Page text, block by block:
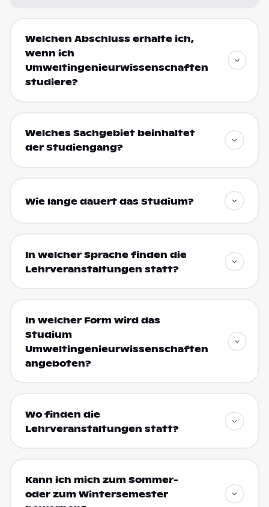
Welchen Abschluss erhalte ich,
wenn ich
Umweltingenieurwissenschaften
studiere?
Welches Sachgebiet beinhaltet
der Studiengang?
Wie lange dauert das Studium?
In welcher Sprache finden die
Lehrveranstaltungen statt?
In welcher Form wird das
Studium
Umweltingenieurwissenschaften
angeboten?
Wo finden die
Lehrveranstaltungen statt?
Kann ich mich zum Sommer-
oder zum Wintersemester